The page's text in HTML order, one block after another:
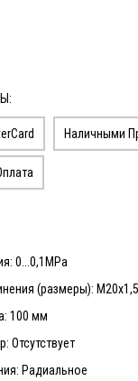
Наличными
0...0,1MPa
(размеры): М20х1,5
100 мм
Отсутствует
Радиальное